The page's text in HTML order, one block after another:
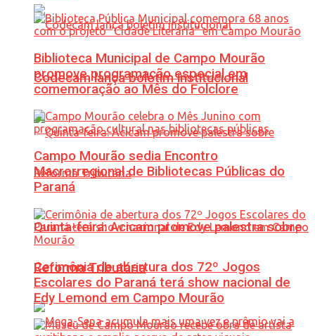
Codecam lança boletim institucional
Quinta-feira: Acicam promove palestra sobre
Reforma Tributária
Biblioteca Municipal de Campo Mourão
promove programação especial em
comemoração ao Mês do Folclore
Campo Mourão sedia Encontro
Macrorregional de Bibliotecas Públicas do
Paraná
Cerimônia de abertura dos 72º Jogos
Escolares do Paraná terá show nacional de
Edy Lemond em Campo Mourão